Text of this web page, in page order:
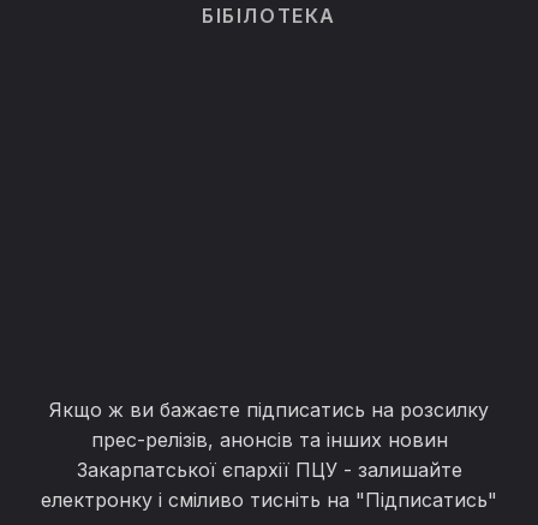
БІБІЛОТЕКА
Якщо ж ви бажаєте підписатись на розсилку
прес-релізів, анонсів та інших новин
Закарпатської єпархії ПЦУ - залишайте
електронку і сміливо тисніть на "Підписатись"